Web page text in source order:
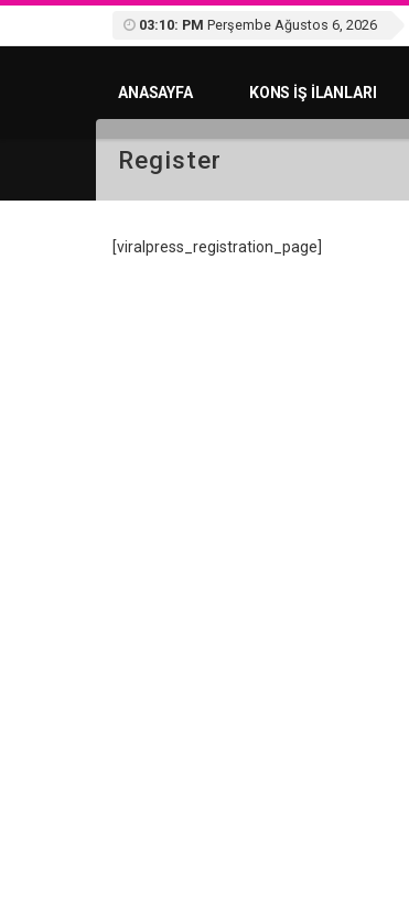
03:10: PM Perşembe Ağustos 6, 2026
ANASAYFA KONS IŞ ILANLARI
Register
[viralpress_registration_page]